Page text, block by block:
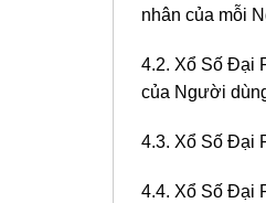
nhân của mỗi
4.2. Xổ Số Đại
của Người
4.3. Xổ Số Đại
4.4. Xổ Số Đại